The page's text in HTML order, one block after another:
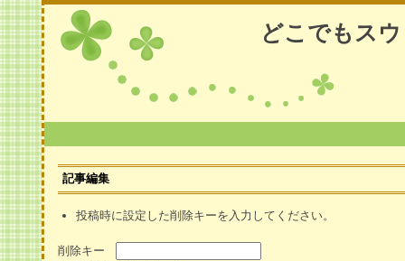
どこでもス
記事編集
投稿時に設定した削除キーを入力してください。
削除キー